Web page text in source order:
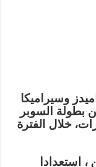
وسيراميكا
بطولة السوبر
خلال الفترة
استعدادا